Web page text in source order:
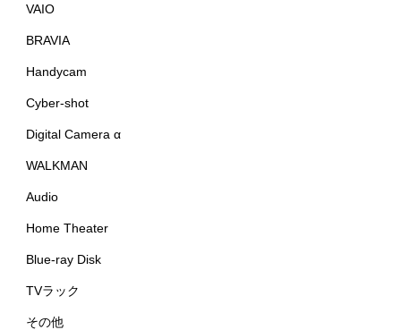
VAIO
BRAVIA
Handycam
Cyber-shot
Digital Camera α
WALKMAN
Audio
Home Theater
Blue-ray Disk
TVラック
その他